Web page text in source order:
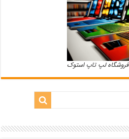
فروشگاه لپ تاپ استوک